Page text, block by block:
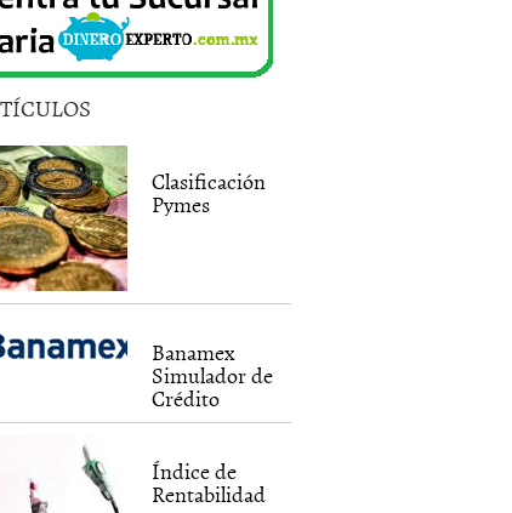
Clasificación
Pymes
Banamex
Simulador de
Crédito
Índice de
Rentabilidad